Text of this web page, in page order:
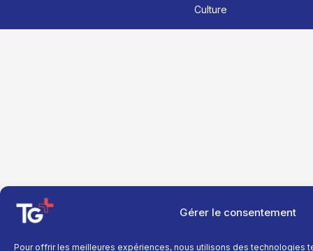
Gérer le consentement
Pour offrir les meilleures expériences, nous utilisons des technologies
Culture